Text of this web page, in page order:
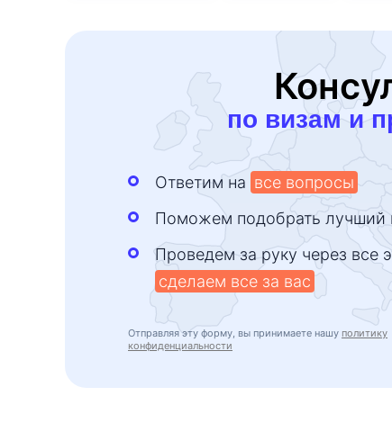
по визам и
Ответим на все вопросы
Поможем подобрать лучший
Проведем за руку через все
сделаем все за вас
Отправляя эту форму, вы принимаете нашу политику
конфиденциальности